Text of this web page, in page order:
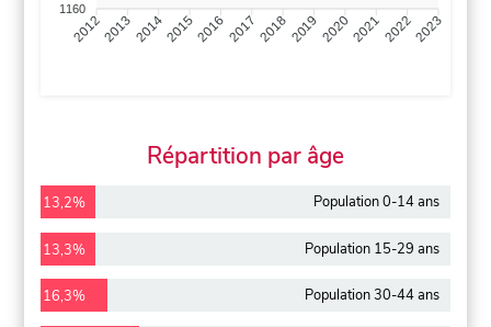
1160
201220132014201520162017 20182019 2020202120222023
Répartition par âge
13,2% Population 0-14 ans
13,3% Population 15-29 ans
16,3% Population 30-44 ans